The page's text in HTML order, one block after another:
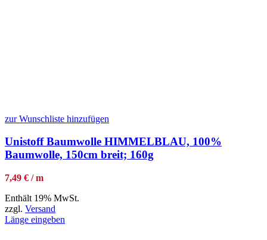
zur Wunschliste hinzufügen
Unistoff Baumwolle HIMMELBLAU, 100%
Baumwolle, 150cm breit; 160g
7,49 € / m
Enthält 19% MwSt.
zzgl. Versand
Länge eingeben